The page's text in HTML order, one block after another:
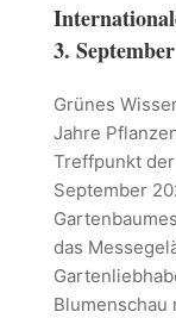
3.
Grünes
Jahre
Treffpunkt
September
das
Blumenschau